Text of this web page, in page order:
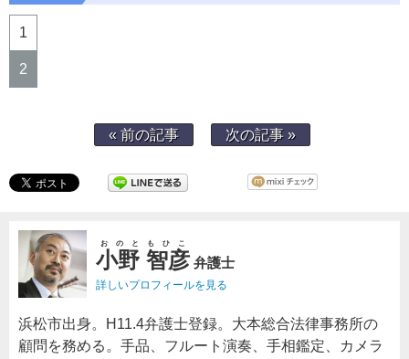
1
2
« 前の記事 次の記事 »
小野 智彦
おのともひこ
弁護士
詳しいプロフィールを見る
浜松市出身。H11.4弁護士登録。大本総合法律事務所の
顧問を務める。手品、フルート演奏、手相鑑定、カメラ